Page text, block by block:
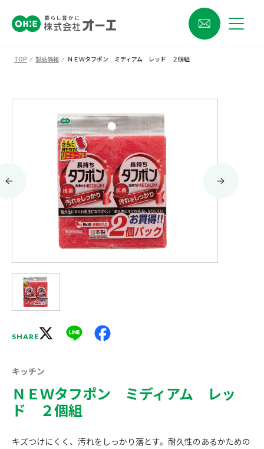
TOP ⁄ 製品情報 ⁄ ＮＥＷタフポン ミディアム レッド ２個組
SHARE Line
キッチン
ＮＥＷタフポン ミディアム レッ
ド ２個組
キズつけにくく、汚れをしっかり落とす。耐久性のあるかための